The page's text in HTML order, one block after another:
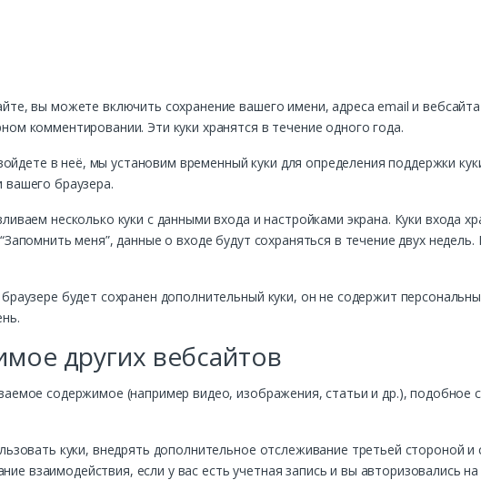
вы можете включить сохранение вашего имени, адреса email и
комментировании. Эти куки хранятся в течение одного года.
в неё, мы установим временный куки для определения поддержки
браузера.
несколько куки с данными входа и настройками экрана. Куки входа
меня”, данные о входе будут сохраняться в течение двух
будет сохранен дополнительный куки, он не содержит
других вебсайтов
содержимое (например видео, изображения, статьи и др.), подобное
куки, внедрять дополнительное отслеживание третьей стороной
взаимодействия, если у вас есть учетная запись и вы авторизовались